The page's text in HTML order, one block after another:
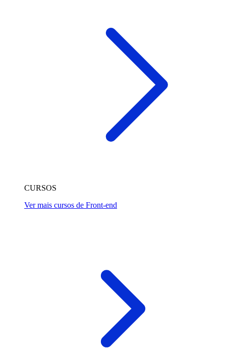
CURSOS
Ver mais cursos de Front-end